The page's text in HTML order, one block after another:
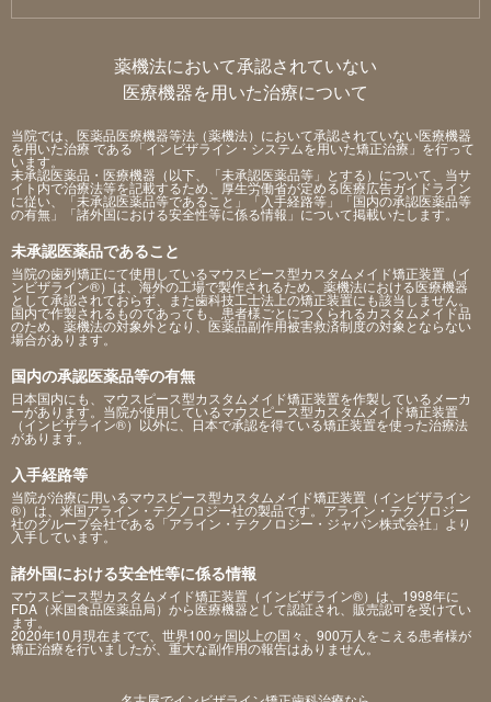
薬機法において承認されていない
医療機器を用いた治療について
当院では、医薬品医療機器等法（薬機法）において承認されていない医療機器
を用いた治療 である「インビザライン・システムを用いた矯正治療」を行って
います。
未承認医薬品・医療機器（以下、「未承認医薬品等」とする）について、当サ
イト内で治療法等を記載するため、厚生労働省が定める医療広告ガイドライン
に従い、「未承認医薬品等であること」「入手経路等」「国内の承認医薬品等
の有無」「諸外国における安全性等に係る情報」について掲載いたします。
未承認医薬品であること
当院の歯列矯正にて使用しているマウスピース型カスタムメイド矯正装置（イ
ンビザライン®）は、海外の工場で製作されるため、薬機法における医療機器
として承認されておらず、また歯科技工士法上の矯正装置にも該当しません。
国内で作製されるものであっても、患者様ごとにつくられるカスタムメイド品
のため、薬機法の対象外となり、医薬品副作用被害救済制度の対象とならない
場合があります。
国内の承認医薬品等の有無
日本国内にも、マウスピース型カスタムメイド矯正装置を作製しているメーカ
ーがあります。当院が使用しているマウスピース型カスタムメイド矯正装置
（インビザライン®）以外に、日本で承認を得ている矯正装置を使った治療法
があります。
入手経路等
当院が治療に用いるマウスピース型カスタムメイド矯正装置（インビザライン
®）は、米国アライン・テクノロジー社の製品です。アライン・テクノロジー
社のグループ会社である「アライン・テクノロジー・ジャパン株式会社」より
入手しています。
諸外国における安全性等に係る情報
マウスピース型カスタムメイド矯正装置（インビザライン®）は、1998年に
FDA（米国食品医薬品局）から医療機器として認証され、販売認可を受けてい
ます。
2020年10月現在までで、世界100ヶ国以上の国々、900万人をこえる患者様が
矯正治療を行いましたが、重大な副作用の報告はありません。